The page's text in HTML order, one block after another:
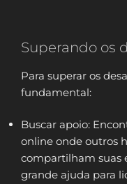
Superando os
Para superar os
fundamental:
Buscar apoio:
online onde outros
compartilham suas
grande ajuda para